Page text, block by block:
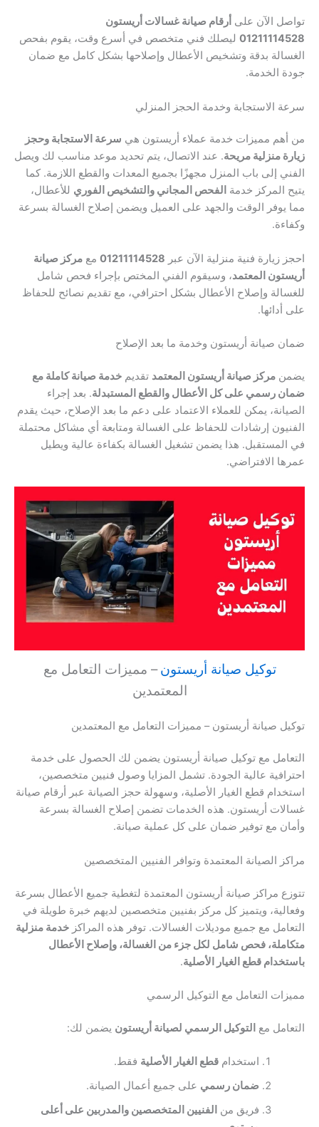
تواصل الآن على أرقام صيانة غسالات أريستون
01211114528 ليصلك فني متخصص في أسرع وقت، يقوم بفحص
الغسالة بدقة وتشخيص الأعطال وإصلاحها بشكل كامل مع ضمان
جودة الخدمة.
سرعة الاستجابة وخدمة الحجز المنزلي
من أهم مميزات خدمة عملاء أريستون هي سرعة الاستجابة وحجز
زيارة منزلية مريحة. عند الاتصال، يتم تحديد موعد مناسب لك ويصل
الفني إلى باب المنزل مجهزًا بجميع المعدات والقطع اللازمة. كما
يتيح المركز خدمة الفحص المجاني والتشخيص الفوري للأعطال،
مما يوفر الوقت والجهد على العميل ويضمن إصلاح الغسالة بسرعة
وكفاءة.
احجز زيارة فنية منزلية الآن عبر 01211114528 مع مركز صيانة
أريستون المعتمد، وسيقوم الفني المختص بإجراء فحص شامل
للغسالة وإصلاح الأعطال بشكل احترافي، مع تقديم نصائح للحفاظ
على أدائها.
ضمان صيانة أريستون وخدمة ما بعد الإصلاح
يضمن مركز صيانة أريستون المعتمد تقديم خدمة صيانة كاملة مع
ضمان رسمي على كل الأعطال والقطع المستبدلة. بعد إجراء
الصيانة، يمكن للعملاء الاعتماد على دعم ما بعد الإصلاح، حيث يقدم
الفنيون إرشادات للحفاظ على الغسالة ومتابعة أي مشاكل محتملة
في المستقبل. هذا يضمن تشغيل الغسالة بكفاءة عالية ويطيل
عمرها الافتراضي.
توكيل صيانة أريستون – مميزات التعامل مع
المعتمدين
توكيل صيانة أريستون – مميزات التعامل مع المعتمدين
التعامل مع توكيل صيانة أريستون يضمن لك الحصول على خدمة
احترافية عالية الجودة. تشمل المزايا وصول فنيين متخصصين،
استخدام قطع الغيار الأصلية، وسهولة حجز الصيانة عبر أرقام صيانة
غسالات أريستون. هذه الخدمات تضمن إصلاح الغسالة بسرعة
وأمان مع توفير ضمان على كل عملية صيانة.
مراكز الصيانة المعتمدة وتوافر الفنيين المتخصصين
تتوزع مراكز صيانة أريستون المعتمدة لتغطية جميع الأعطال بسرعة
وفعالية، ويتميز كل مركز بفنيين متخصصين لديهم خبرة طويلة في
التعامل مع جميع موديلات الغسالات. توفر هذه المراكز خدمة منزلية
متكاملة، فحص شامل لكل جزء من الغسالة، وإصلاح الأعطال
باستخدام قطع الغيار الأصلية.
مميزات التعامل مع التوكيل الرسمي
التعامل مع التوكيل الرسمي لصيانة أريستون يضمن لك:
استخدام قطع الغيار الأصلية فقط.
ضمان رسمي على جميع أعمال الصيانة.
فريق من الفنيين المتخصصين والمدربين على أعلى